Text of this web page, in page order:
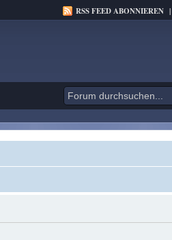
RSS FEED ABONNIEREN |